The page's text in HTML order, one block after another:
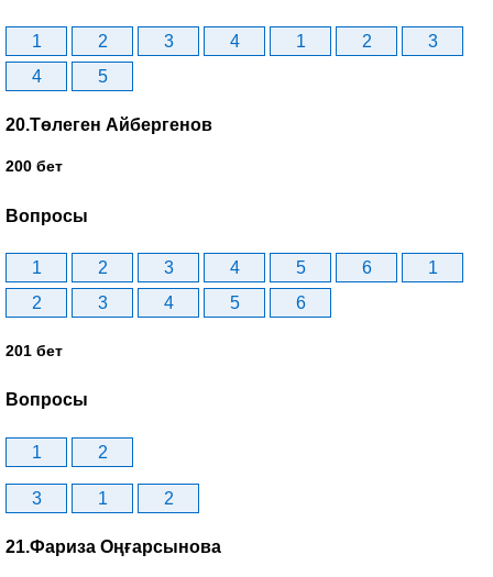
1 2 3 4 1 2
3
4
5
20.Төлеген Айбергенов
200 бет
Вопросы
1 2 3 4 5 6
1
2
3 4 5 6
201 бет
Вопросы
1 2
3 1 2
21.Фариза Оңғарсынова